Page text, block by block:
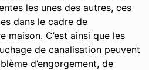
les unes des autres, ces
dans le cadre de
maison. C’est ainsi que les
de canalisation peuvent
d’engorgement, de